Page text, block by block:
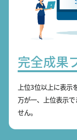
完全成果
上位3位以上に表示
万が一、上位表示
せん。